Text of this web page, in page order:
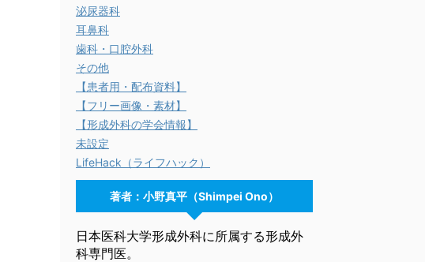
泌尿器科
耳鼻科
歯科・口腔外科
その他
【患者用・配布資料】
【フリー画像・素材】
【形成外科の学会情報】
未設定
LifeHack（ライフハック）
著者：小野真平（Shimpei Ono）
日本医科大学形成外科に所属する形成外
科専門医。